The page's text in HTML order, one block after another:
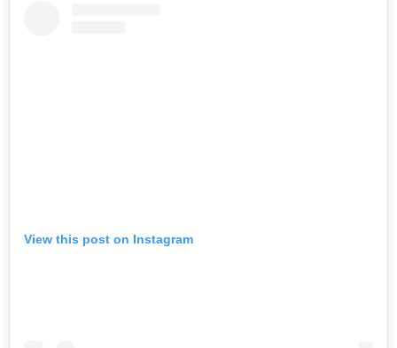
View this post on Instagram